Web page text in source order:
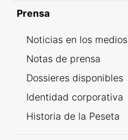
Prensa
Noticias en los medios
Notas de prensa
Dossieres disponibles
Identidad corporativa
Historia de la Peseta